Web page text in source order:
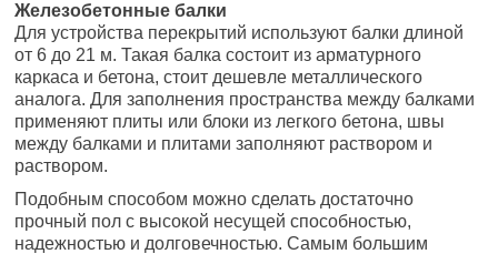
Железобетонные балки
Для устройства перекрытий используют балки длиной
от 6 до 21 м. Такая балка состоит из арматурного
каркаса и бетона, стоит дешевле металлического
аналога. Для заполнения пространства между балками
применяют плиты или блоки из легкого бетона, швы
между балками и плитами заполняют раствором и
раствором.
Подобным способом можно сделать достаточно
прочный пол с высокой несущей способностью,
надежностью и долговечностью. Самым большим